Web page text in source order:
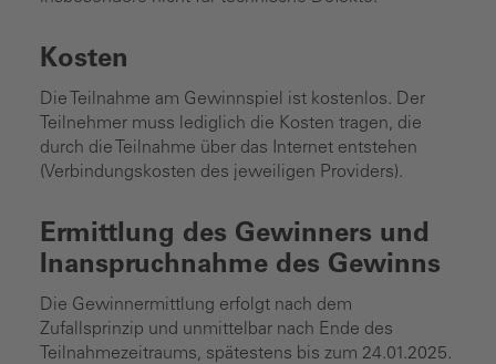
Kosten
Die Teilnahme am Gewinnspiel ist kostenlos. Der
Teilnehmer muss lediglich die Kosten tragen, die
durch die Teilnahme über das Internet entstehen
(Verbindungskosten des jeweiligen Providers).
Ermittlung des Gewinners und
Inanspruchnahme des Gewinns
Die Gewinnermittlung erfolgt nach dem
Zufallsprinzip und unmittelbar nach Ende des
Teilnahmezeitraums, spätestens bis zum 24.01.2025.